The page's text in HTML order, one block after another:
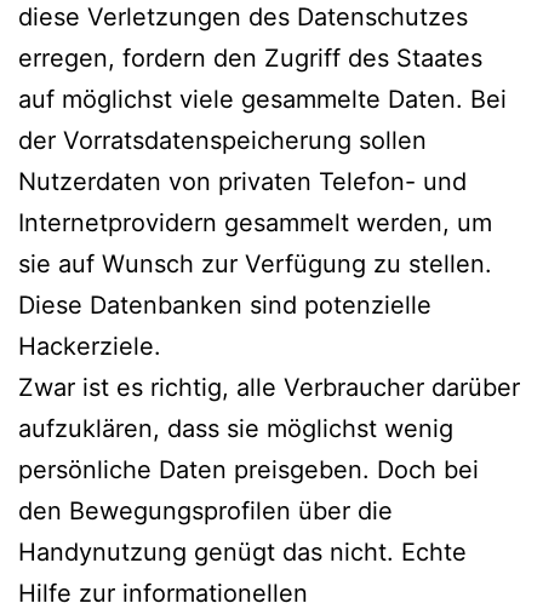
diese Verletzungen des Datenschutzes
erregen, fordern den Zugriff des Staates
auf möglichst viele gesammelte Daten. Bei
der Vorratsdatenspeicherung sollen
Nutzerdaten von privaten Telefon- und
Internetprovidern gesammelt werden, um
sie auf Wunsch zur Verfügung zu stellen.
Diese Datenbanken sind potenzielle
Hackerziele.
Zwar ist es richtig, alle Verbraucher darüber
aufzuklären, dass sie möglichst wenig
persönliche Daten preisgeben. Doch bei
den Bewegungsprofilen über die
Handynutzung genügt das nicht. Echte
Hilfe zur informationellen